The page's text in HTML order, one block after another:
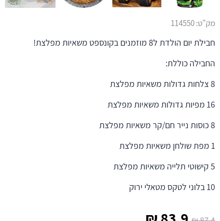
מק"ט:114550
חבילת יום הולדת ל8 מוזמנים בקונספט משאיות מפלצת!
החבילה כוללת:
8 צלחות גדולות משאיות מפלצת
16 מפיות גדולות משאיות מפלצת
8 כוסות נייר חם/קר משאיות מפלצת
1 מפת שולחן משאיות מפלצת
5 קישוטי תלייה משאיות מפלצת
10 בלוני לטקס מטאלי ירוק